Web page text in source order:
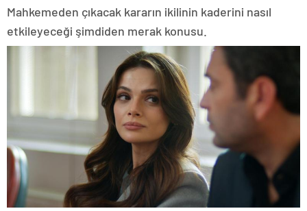
Mahkemeden çıkacak kararın ikilinin kaderini nasıl
etkileyeceği şimdiden merak konusu.